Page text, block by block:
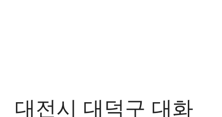
대전시 대덕구 대화